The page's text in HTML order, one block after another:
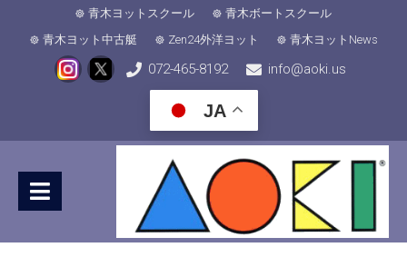
青木ヨットスクール
青木ボートスクール
青木ヨット中古艇
Zen24外洋ヨット 青木ヨットNews
072-465-8192 info@aoki.us
JA